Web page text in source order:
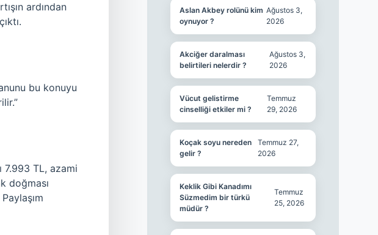
ardından
bu konuyu
7.993 TL, azami
doğması
Aslan Akbey rolünü kim
oynuyor ?
Ağustos 3,
2026
Akciğer daralması
belirtileri nelerdir ?
Ağustos 3,
2026
Vücut gelistirme
cinselliği etkiler mi ?
Temmuz
29, 2026
Koçak soyu nereden
gelir ?
Temmuz 27,
2026
Keklik Gibi Kanadımı
Süzmedim bir türkü
müdür ?
Temmuz
25, 2026